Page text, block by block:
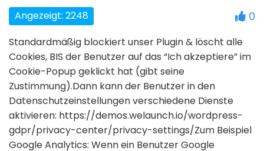
Angezeigt: 2248 0
Standardmäßig blockiert unser Plugin & löscht alle
Cookies, BIS der Benutzer auf das “Ich akzeptiere” im
Cookie-Popup geklickt hat (gibt seine
Zustimmung).Dann kann der Benutzer in den
Datenschutzeinstellungen verschiedene Dienste
aktivieren: https://demos.welaunch.io/wordpress-
gdpr/privacy-center/privacy-settings/Zum Beispiel
Google Analytics: Wenn ein Benutzer Google